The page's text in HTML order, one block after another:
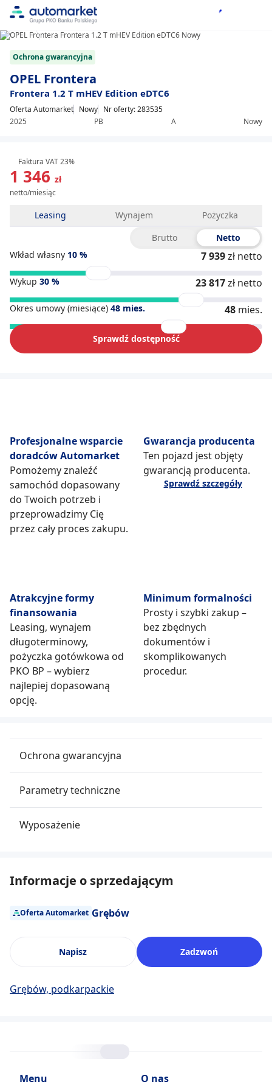
1/20
Ochrona gwarancyjna
OPEL Frontera
Frontera 1.2 T mHEV Edition eDTC6
Oferta Automarket Nowy
2025
PB A Nowy
Nr oferty: 283535
1 346 zł
netto/miesiąc
Faktura VAT 23%
Leasing Wynajem
Pożyczka
Brutto
Netto
Wkład własny 10 % 7 939zł netto
Wykup 30 % 23 817zł netto
Okres umowy (miesiące) 48 mies. 48 mies.
Sprawdź dostępność
Profesjonalne wsparcie
doradców Automarket
Pomożemy znaleźć
samochód dopasowany
do Twoich potrzeb i
przeprowadzimy Cię
przez cały proces zakupu.
Gwarancja producenta
Ten pojazd jest objęty
gwarancją producenta.
Sprawdź szczegóły
Atrakcyjne formy
finansowania
Leasing, wynajem
długoterminowy,
pożyczka gotówkowa od
PKO BP – wybierz
najlepiej dopasowaną
opcję.
Minimum formalności
Prosty i szybki zakup –
bez zbędnych
dokumentów i
skomplikowanych
procedur.
Ochrona gwarancyjna
Parametry techniczne
Wyposażenie
Informacje o sprzedającym
Oferta Automarket Grębów
Napisz Zadzwoń
Grębów, podkarpackie
Menu O nas